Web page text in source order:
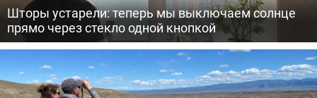
Шторы устарели: теперь мы выключаем солнце
прямо через стекло одной кнопкой